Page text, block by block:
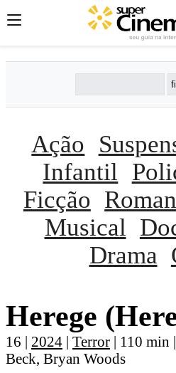
Ação
Infantil
Ficção
Musical
Drama
Herege
16 | 2024 | Terror | 110 min
Beck, Bryan Woods